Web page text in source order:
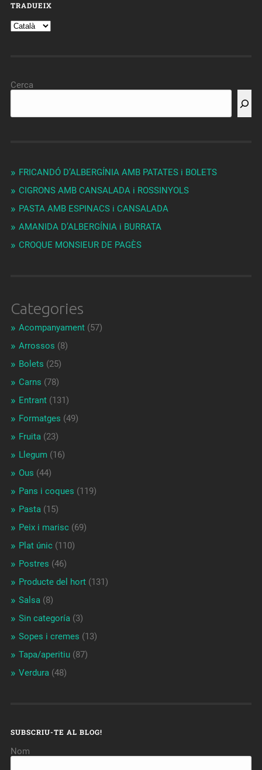
TRADUEIX
Cerca
FRICANDÓ D’ALBERGÍNIA AMB PATATES i BOLETS
CIGRONS AMB CANSALADA i ROSSINYOLS
PASTA AMB ESPINACS i CANSALADA
AMANIDA D’ALBERGÍNIA i BURRATA
CROQUE MONSIEUR DE PAGÈS
Categories
Acompanyament(57)
Arrossos (8)
Bolets (25)
Carns (78)
Entrant(131)
Formatges (49)
Fruita(23)
Llegum (16)
Ous (44)
Pans i coques (119)
Pasta(15)
Peix i marisc(69)
Plat únic(110)
Postres (46)
Producte del hort(131)
Salsa(8)
Sin categoría(3)
Sopes i cremes (13)
Tapa/aperitiu(87)
Verdura(48)
SUBSCRIU-TE AL BLOG!
Nom